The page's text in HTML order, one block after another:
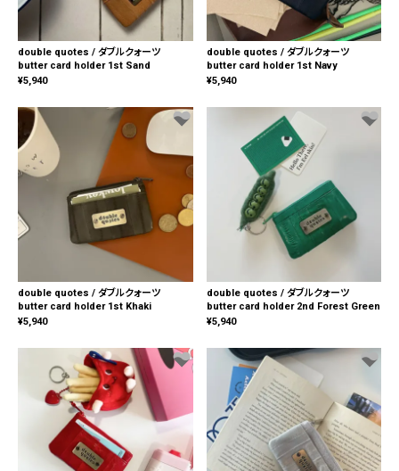
double quotes / ダブルクォーツ
butter card holder 1st Sand
¥5,940
double quotes / ダブルクォーツ
butter card holder 1st Navy
¥5,940
double quotes / ダブルクォーツ
butter card holder 1st Khaki
¥5,940
double quotes / ダブルクォーツ
butter card holder 2nd Forest Green
¥5,940